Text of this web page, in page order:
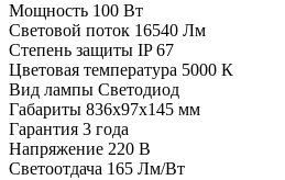
Мощность 100 Вт
Световой поток 16540 Лм
Степень защиты IP 67
Цветовая температура 5000 К
Вид лампы Светодиод
Габариты 836x97x145 мм
Гарантия 3 года
Напряжение 220 В
Светоотдача 165 Лм/Вт